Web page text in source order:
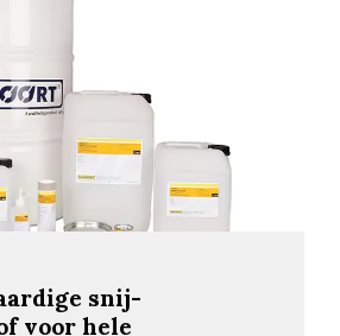
snij-
voor hele